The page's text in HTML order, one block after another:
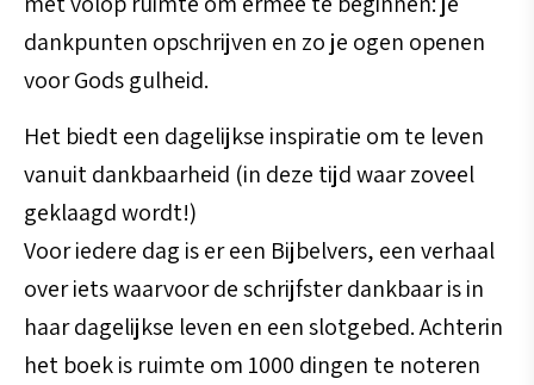
dankpunten opschrijven en zo je ogen openen
voor Gods gulheid.
Het biedt een dagelijkse inspiratie om te leven
vanuit dankbaarheid (in deze tijd waar zoveel
geklaagd wordt!)
Voor iedere dag is er een Bijbelvers, een verhaal
over iets waarvoor de schrijfster dankbaar is in
haar dagelijkse leven en een slotgebed. Achterin
het boek is ruimte om 1000 dingen te noteren